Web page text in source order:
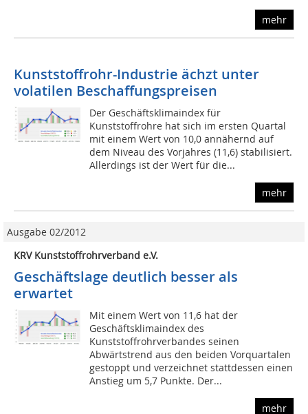
mehr
Kunststoffrohr-Industrie ächzt unter
volatilen Beschaffungspreisen
Der Geschäftsklimaindex für
Kunststoffrohre hat sich im ersten Quartal
mit einem Wert von 10,0 annähernd auf
dem Niveau des Vorjahres (11,6) stabilisiert.
Allerdings ist der Wert für die...
mehr
Ausgabe 02/2012
KRV Kunststoffrohrverband e.V.
Geschäftslage deutlich besser als
erwartet
Mit einem Wert von 11,6 hat der
Geschäftsklimaindex des
Kunststoffrohrverbandes seinen
Abwärtstrend aus den beiden Vorquartalen
gestoppt und verzeichnet stattdessen einen
Anstieg um 5,7 Punkte. Der...
mehr